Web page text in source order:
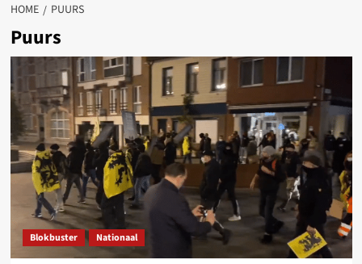
HOME PUURS
Puurs
Blokbuster Nationaal